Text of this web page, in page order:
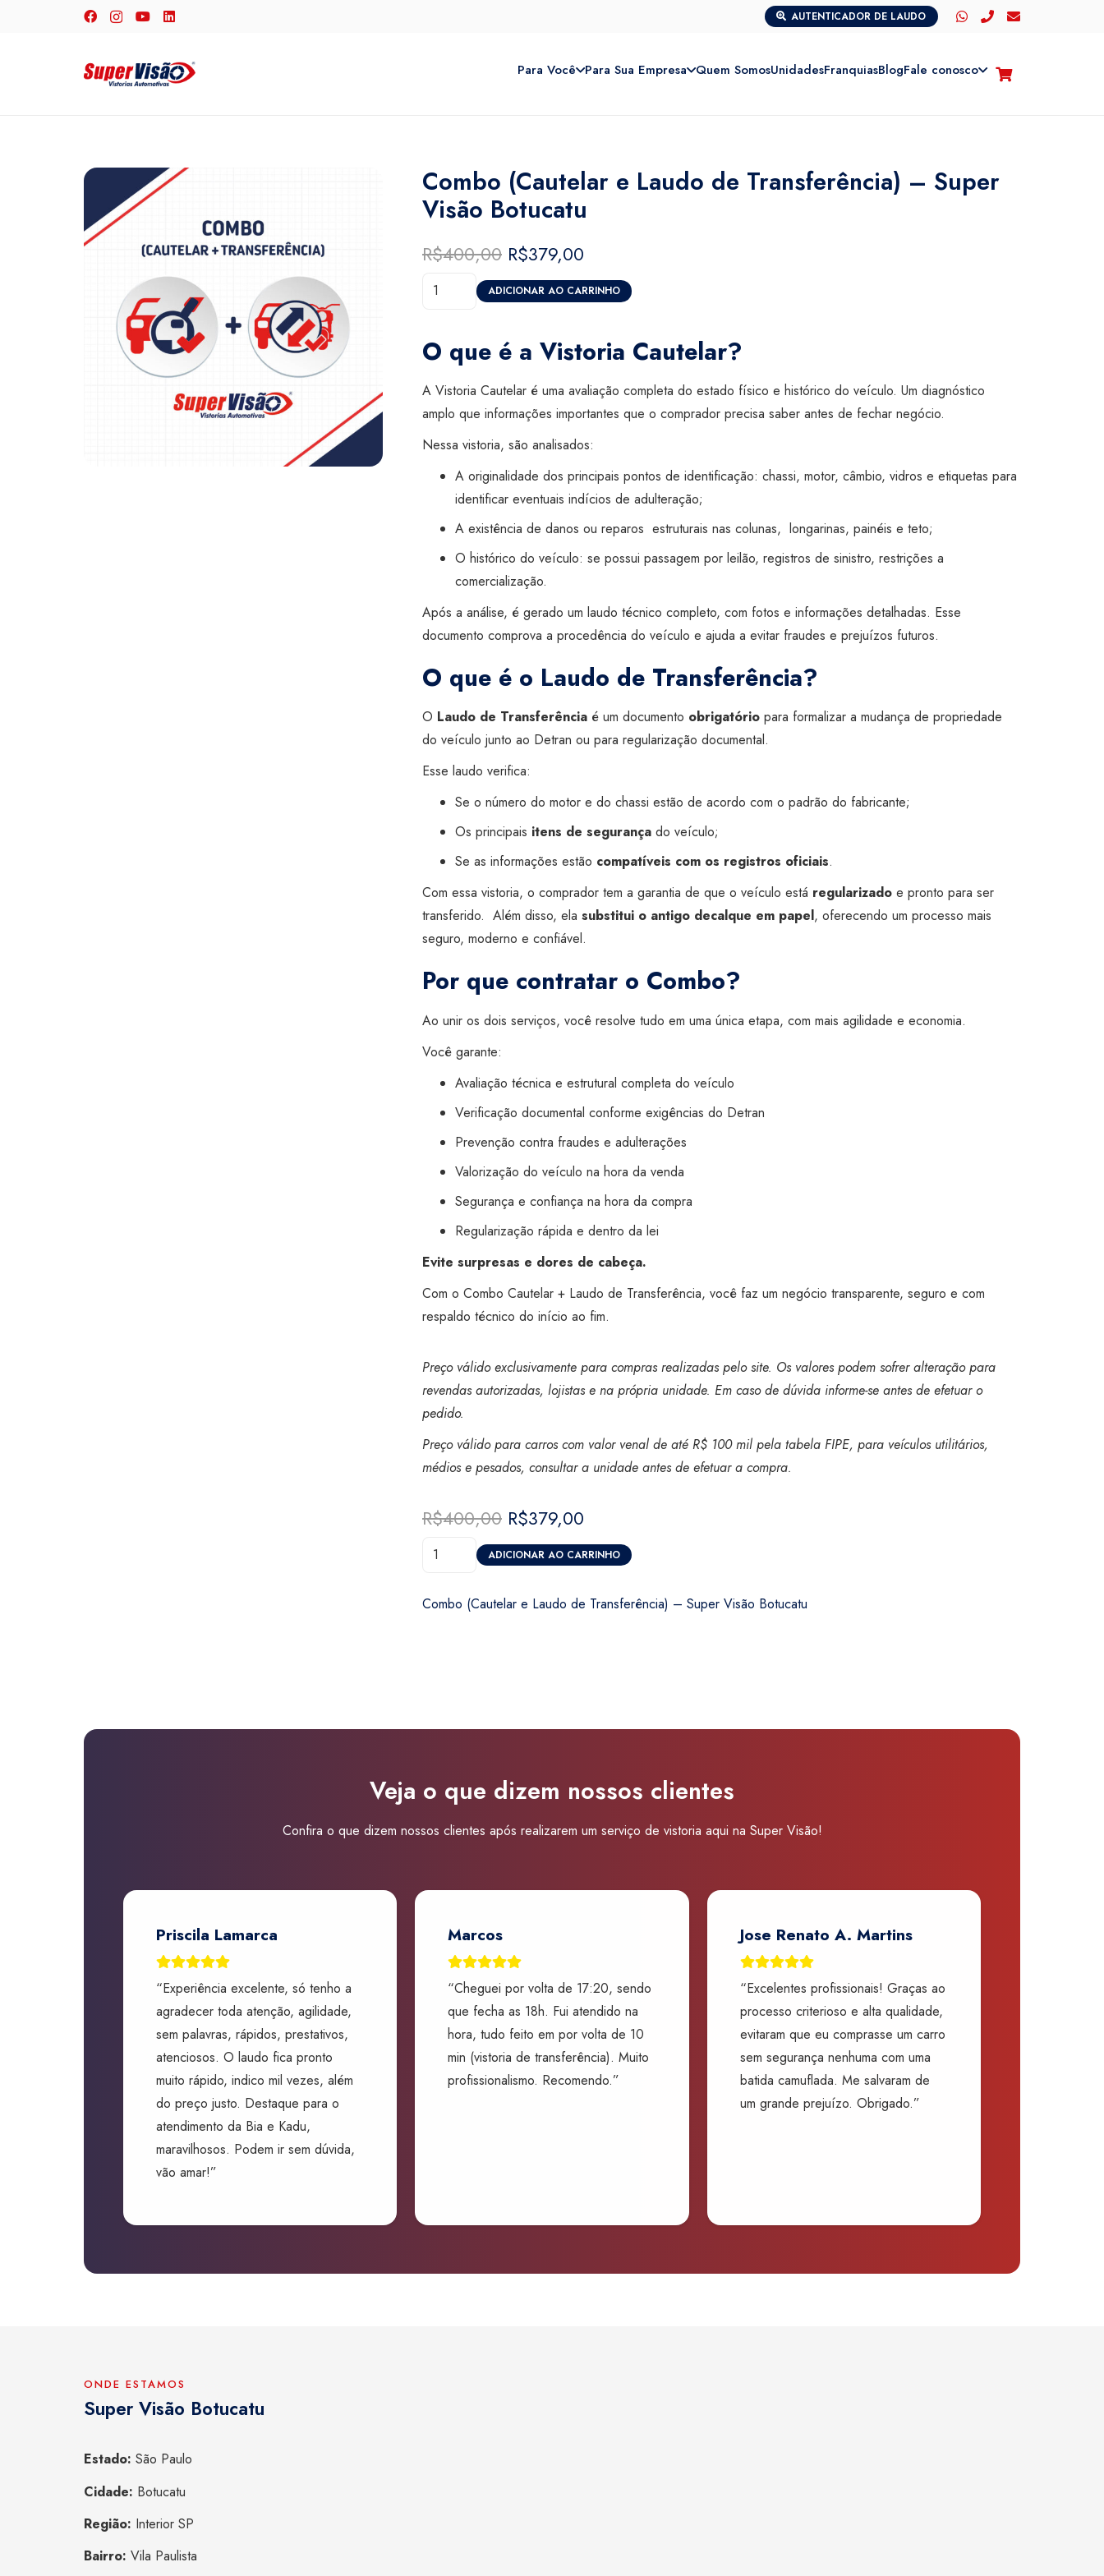
AUTENTICADOR DE LAUDO
Para Você Para Sua Empresa Quem SomosUnidadesFranquiasBlogFale conosco
Combo (Cautelar e Laudo de Transferência) – Super
Visão Botucatu
R$400,00 O
preço
original
R$400,00.
R$379,00
preço
atual
R$379,00.
Combo
Laudo
Transferência)
-
Super
Botucatu
ADICIONAR AO CARRINHO
O que é a Vistoria Cautelar?
A Vistoria Cautelar é uma avaliação completa do estado físico e histórico do veículo. Um diagnóstico
amplo que informações importantes que o comprador precisa saber antes de fechar negócio.
Nessa vistoria, são analisados:
A originalidade dos principais pontos de identificação: chassi, motor, câmbio, vidros e etiquetas para
identificar eventuais indícios de adulteração;
A existência de danos ou reparos estruturais nas colunas, longarinas, painéis e teto;
O histórico do veículo: se possui passagem por leilão, registros de sinistro, restrições a
comercialização.
Após a análise, é gerado um laudo técnico completo, com fotos e informações detalhadas. Esse
documento comprova a procedência do veículo e ajuda a evitar fraudes e prejuízos futuros.
O que é o Laudo de Transferência?
O Laudo de Transferência é um documento obrigatório para formalizar a mudança de propriedade
do veículo junto ao Detran ou para regularização documental.
Esse laudo verifica:
Se o número do motor e do chassi estão de acordo com o padrão do fabricante;
Os principais itens de segurança do veículo;
Se as informações estão compatíveis com os registros oficiais.
Com essa vistoria, o comprador tem a garantia de que o veículo está regularizado e pronto para ser
transferido. Além disso, ela substitui o antigo decalque em papel, oferecendo um processo mais
seguro, moderno e confiável.
Por que contratar o Combo?
Ao unir os dois serviços, você resolve tudo em uma única etapa, com mais agilidade e economia.
Você garante:
Avaliação técnica e estrutural completa do veículo
Verificação documental conforme exigências do Detran
Prevenção contra fraudes e adulterações
Valorização do veículo na hora da venda
Segurança e confiança na hora da compra
Regularização rápida e dentro da lei
Evite surpresas e dores de cabeça.
Com o Combo Cautelar + Laudo de Transferência, você faz um negócio transparente, seguro e com
respaldo técnico do início ao fim.
Preço válido exclusivamente para compras realizadas pelo site. Os valores podem sofrer alteração para
revendas autorizadas, lojistas e na própria unidade. Em caso de dúvida informe-se antes de efetuar o
pedido.
Preço válido para carros com valor venal de até R$ 100 mil pela tabela FIPE, para veículos utilitários,
médios e pesados, consultar a unidade antes de efetuar a compra.
R$400,00 O
preço
original
R$400,00.
R$379,00
preço
atual
R$379,00.
Combo
Visão
ADICIONAR AO CARRINHO
Combo (Cautelar e Laudo de Transferência) – Super Visão Botucatu
Veja o que dizem nossos clientes
Confira o que dizem nossos clientes após realizarem um serviço de vistoria aqui na Super Visão!
Priscila Lamarca
“Experiência excelente, só tenho a
agradecer toda atenção, agilidade,
sem palavras, rápidos, prestativos,
atenciosos. O laudo fica pronto
muito rápido, indico mil vezes, além
do preço justo. Destaque para o
atendimento da Bia e Kadu,
maravilhosos. Podem ir sem dúvida,
vão amar!”
Marcos
“Cheguei por volta de 17:20, sendo
que fecha as 18h. Fui atendido na
hora, tudo feito em por volta de 10
min (vistoria de transferência). Muito
profissionalismo. Recomendo.”
Jose Renato A. Martins
“Excelentes profissionais! Graças ao
processo criterioso e alta qualidade,
evitaram que eu comprasse um carro
sem segurança nenhuma com uma
batida camuflada. Me salvaram de
um grande prejuízo. Obrigado.”
ONDE ESTAMOS
Super Visão Botucatu
Estado: São Paulo
Cidade: Botucatu
Região: Interior SP
Bairro: Vila Paulista